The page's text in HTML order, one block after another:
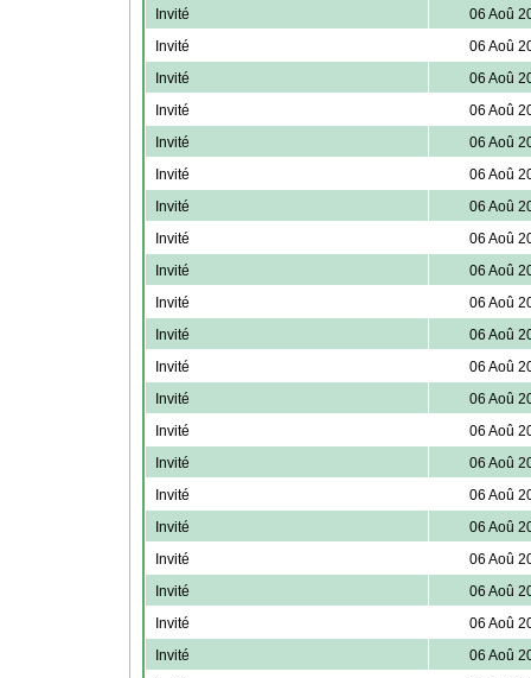
Invité
06 Aoû
Invité
06 Aoû
Invité
06 Aoû
Invité
06 Aoû
Invité
06 Aoû
Invité
06 Aoû
Invité
06 Aoû
Invité
06 Aoû
Invité
06 Aoû
Invité
06 Aoû
Invité
06 Aoû
Invité
06 Aoû
Invité
06 Aoû
Invité
06 Aoû
Invité
06 Aoû
Invité
06 Aoû
Invité
06 Aoû
Invité
06 Aoû
Invité
06 Aoû
Invité
06 Aoû
Invité
06 Aoû